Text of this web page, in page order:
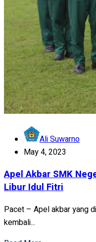
Ali Suwarno
May 4, 2023
Apel Akbar SMK
Libur Idul Fitri
Pacet – Apel akbar yang
kembali...